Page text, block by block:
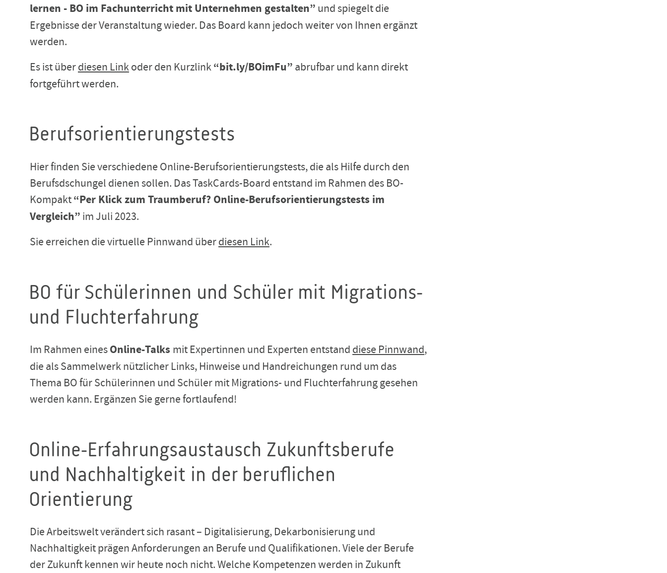
lernen - BO im Fachunterricht mit Unternehmen gestalten” und spiegelt die
Ergebnisse der Veranstaltung wieder. Das Board kann jedoch weiter von Ihnen ergänzt
werden.
Es ist überdiesen Linkoder den Kurzlink“bit.ly/BOimFu” abrufbar und kann direkt
fortgeführt werden.
Berufsorientierungstests
Hier finden Sie verschiedene Online-Berufsorientierungstests, die als Hilfe durch den
Berufsdschungel dienen sollen. Das TaskCards-Board entstand im Rahmen des BO-
Kompakt“Per Klick zum Traumberuf? Online-Berufsorientierungstests im
Vergleich” im Juli 2023.
Sie erreichen die virtuelle Pinnwand überdiesen Link.
BO für Schülerinnen und Schüler mit Migrations-
und Fluchterfahrung
Im Rahmen einesOnline-Talks mit Expertinnen und Experten entstand diese Pinnwand,
die als Sammelwerk nützlicher Links, Hinweise und Handreichungen rund um das
Thema BO für Schülerinnen und Schüler mit Migrations- und Fluchterfahrung gesehen
werden kann. Ergänzen Sie gerne fortlaufend!
Online-Erfahrungsaustausch Zukunftsberufe
und Nachhaltigkeit in der beruflichen
Orientierung
Die Arbeitswelt verändert sich rasant – Digitalisierung, Dekarbonisierung und
Nachhaltigkeit prägen Anforderungen an Berufe und Qualifikationen.Viele der Berufe
der Zukunft kennen wir heute noch nicht. Welche Kompetenzen werden in Zukunft